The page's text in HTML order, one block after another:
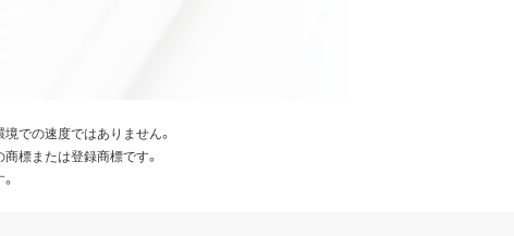
での速度ではありません。
標または登録商標です。